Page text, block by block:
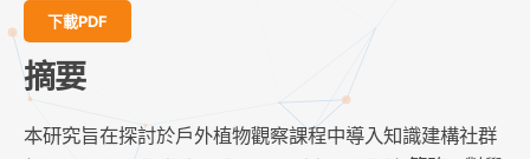
下載PDF
摘要
本研究旨在探討於戶外植物觀察課程中導入知識建構社群